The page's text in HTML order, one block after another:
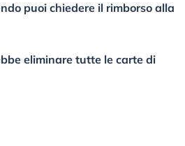
puoi chiedere il rimborso alla
eliminare tutte le carte di